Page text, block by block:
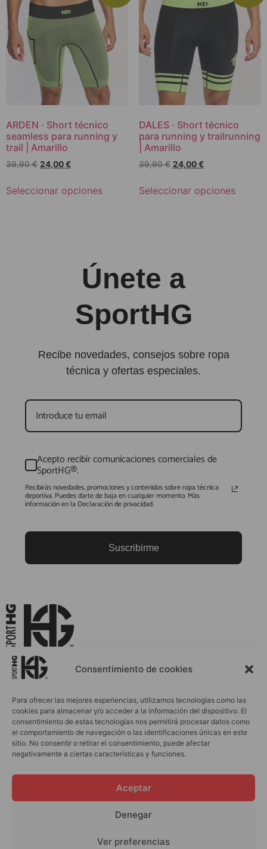
Consentimiento de cookies
Para ofrecer las mejores experiencias, utilizamos tecnologías como las
cookies para almacenar y/o acceder a la información del dispositivo. El
consentimiento de estas tecnologías nos permitirá procesar datos como
el comportamiento de navegación o las identificaciones únicas en este
sitio. No consentir o retirar el consentimiento, puede afectar
negativamente a ciertas características y funciones.
Aceptar
Denegar
Ver preferencias
ARDEN · Short técnico
seamless para running y
trail | Amarillo
39,90€ 24,00€
Seleccionar opciones
DALES · Short técnico
para running y trailrunning
| Amarillo
39,90€ 24,00€
Seleccionar opciones
Únete a
SportHG
Recibe novedades, consejos sobre ropa
técnica y ofertas especiales.
Acepto recibir comunicaciones comerciales de
SportHG®.
Recibirás novedades, promociones y contenidos sobre ropa técnica
deportiva. Puedes darte de baja en cualquier momento. Más
información en la Declaración de privacidad.
Suscribirme
La Ropa Deportiva que Evoluciona Contigo
INICIO
MUJER
HOMBRE
INFANTIL
ACCESORIOS
PERSONALIZACIONES
BLOG
OUTLET
info@sporthg.com